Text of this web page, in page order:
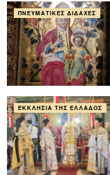
ΠΝΕΥΜΑΤΙΚΈΣ ΔΙΔΑΧΈΣ
ΕΚΚΛΗΣΊΑ ΤΗΣ ΕΛΛΆΔΟΣ